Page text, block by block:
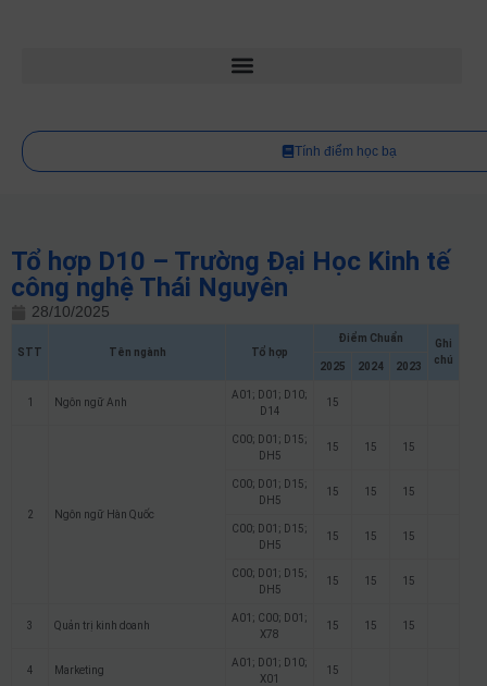
Tính điểm học bạ
Tổ hợp D10 – Trường Đại Học Kinh tế
công nghệ Thái Nguyên
28/10/2025
STT Tên ngành Tổ hợp
Điểm Chuẩn
Ghi
chú
2025 2024 2023
1 Ngôn ngữ Anh
A01; D01; D10;
D14
15
2 Ngôn ngữ Hàn Quốc
C00; D01; D15;
DH5
15 15 15
C00; D01; D15;
DH5
15 15 15
C00; D01; D15;
DH5
15 15 15
C00; D01; D15;
DH5
15 15 15
3 Quản trị kinh doanh
A01; C00; D01;
X78
15 15 15
4 Marketing
A01; D01; D10;
X01
15